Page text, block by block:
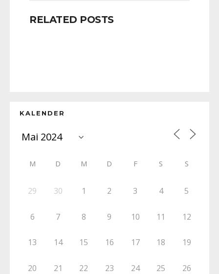
RELATED POSTS
KALENDER
M D M D F S S
29 30 1 2 3 4 5
6 7 8 9 10 11 12
13 14 15 16 17 18 19
20 21 22 23 24 25 26